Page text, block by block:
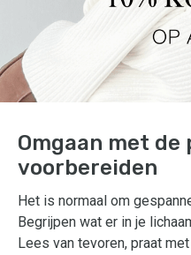
Omgaan met
voorbereiden
Het is normaal om
Begrijpen wat er in je
Lees van tevoren, praat